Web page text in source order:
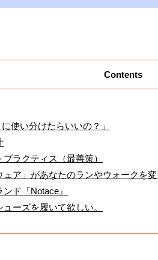
Contents
使い分けたらいいの？」
ラクティス（最善策）
ア」があなたのランやウォークを変
ド『Notace』
ーズを履いて欲しい。